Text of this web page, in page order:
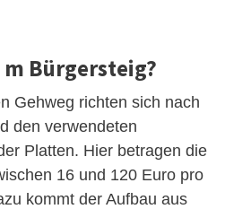
m Bürgersteig?
Gehweg richten sich nach
den verwendeten
Platten. Hier betragen die
16 und 120 Euro pro
kommt der Aufbau aus